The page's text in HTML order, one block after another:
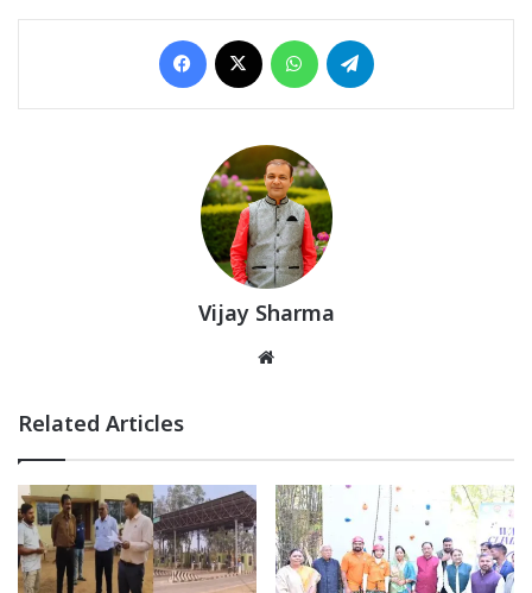
Facebook WhatsApp
Vijay Sharma
Related Articles